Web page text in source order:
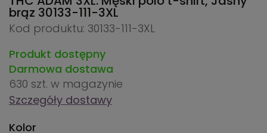
brąz 30133-111-3XL
Kod produktu: 30133-111-3XL
Produkt dostępny
Darmowa dostawa
630 szt. w magazynie
Szczegóły dostawy
Kolor